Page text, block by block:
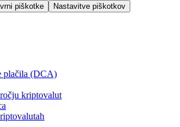
piškotke Nastavitve piškotkov
plačila (DCA)
kriptovalut